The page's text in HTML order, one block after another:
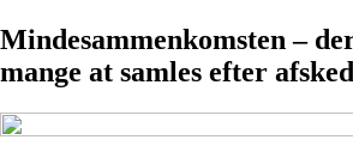
Mindesammenkomsten –
mange at samles efter